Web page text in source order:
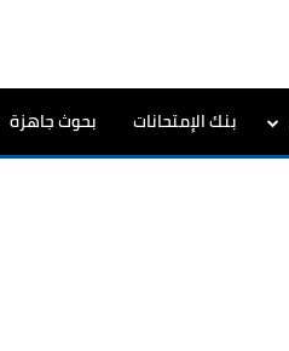
بنك الإمتحانات بحوث جاهزة